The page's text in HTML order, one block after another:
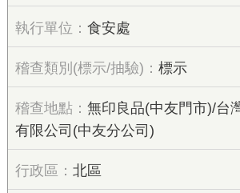
食安處
標示
無印良品(中友門市)/台
有限公司(中友分公司)
北區